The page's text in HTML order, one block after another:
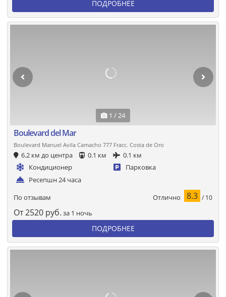
ПОДРОБНЕЕ
1 / 24
Boulevard del Mar
Boulevard Manuel Avila Camacho 777 Fracc. Costa de Oro
6.2 км до центра 0.1 км
0.1 км
Кондиционер
Парковка
Ресепшн 24 часа
По отзывам Отлично 8.3 / 10
От2520 руб. за 1 ночь
ПОДРОБНЕЕ